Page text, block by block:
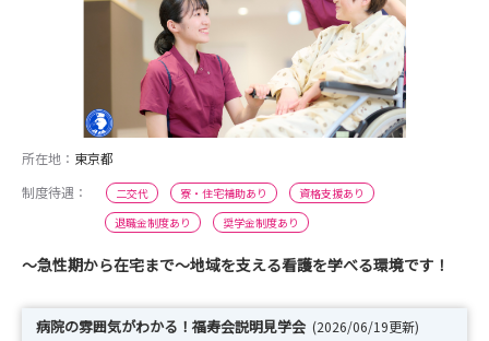
所在地： 東京都
制度待遇：
二交代 寮・住宅補助あり
資格支援あり
退職金制度あり
奨学金制度あり
～急性期から在宅まで～地域を支える看護を学べる環境です！
病院の雰囲気がわかる！福寿会説明見学会 (2026/06/19更新)